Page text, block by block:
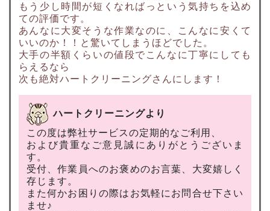
もう少し時間が短くなればっという気持ちを込め
ての評価です。
あんなに大変そうな作業なのに、こんなに安くて
いいのか！！と驚いてしまうほどでした。
大手の半額くらいの値段でこんなに丁寧にしても
らえるなら
次も絶対ハートクリーニングさんにします！
ハートクリーニングより
この度は弊社サービスの定期的なご利用、
および貴重なご意見誠にありがとうございま
す。
受付、作業員へのお褒めのお言葉、大変嬉しく
存じます。
また何かお困りの際はお気軽にお問合せ下さい
ませ♪